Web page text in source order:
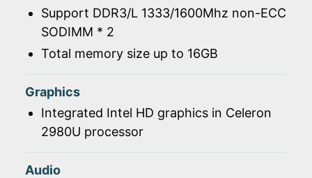
Support DDR3/L 1333/1600Mhz non-ECC
SODIMM * 2
Total memory size up to 16GB
Graphics
Integrated Intel HD graphics in Celeron
2980U processor
Audio